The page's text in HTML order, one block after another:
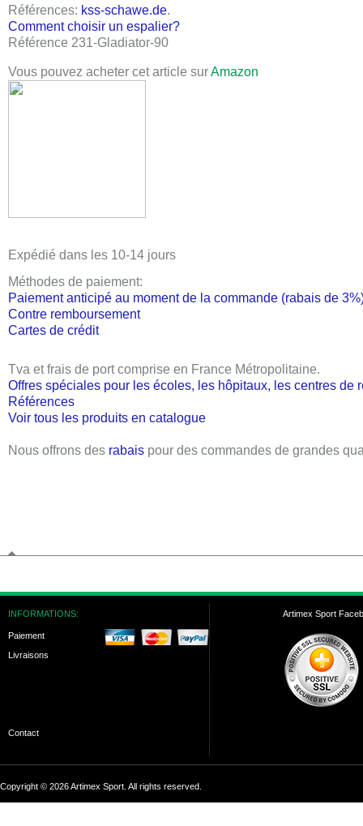
Références: kss-schawe.de.
Comment choisir un espalier?
Référence 231-Gladiator-90
Vous pouvez acheter cet article surAmazon
Expédié dans les 10-14 jours
Méthodes de paiement:
Paiement anticipé au moment de la commande (rabais de
Contre remboursement
Cartes de crédit
Tva et frais de port comprise en France Métropolitaine.
Offres spéciales pour les écoles, les hôpitaux, les centres de
Références
Voir tous les produits en catalogue
Nous offrons des rabais pour des commandes de grandes
INFORMATIONS:
Paiement
Livraisons
Contact
Artimex Sport
Copyright © 2026 Artimex Sport. All rights reserved.